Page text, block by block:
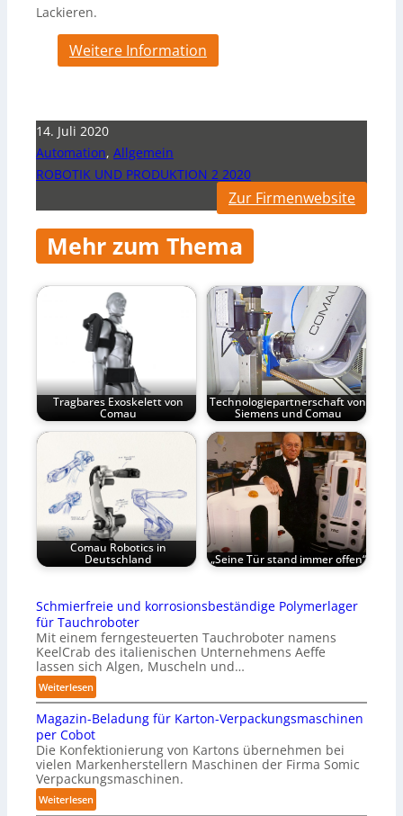
Lackieren.
Weitere Information
14. Juli 2020
Automation, Allgemein
ROBOTIK UND PRODUKTION 2 2020
Zur Firmenwebsite
Mehr zum Thema
Tragbares Exoskelett von
Comau
Technologiepartnerschaft von
Siemens und Comau
Comau Robotics in
Deutschland „Seine Tür stand immer offen“
Schmierfreie und korrosionsbeständige Polymerlager
für Tauchroboter
Mit einem ferngesteuerten Tauchroboter namens
KeelCrab des italienischen Unternehmens Aeffe
lassen sich Algen, Muscheln und…
Weiterlesen:
S
c
h
m
i
e
r
Magazin-Beladung für Karton-Verpackungsmaschinen
per Cobot
Die Konfektionierung von Kartons übernehmen bei
vielen Markenherstellern Maschinen der Firma Somic
Verpackungsmaschinen.
Weiterlesen: